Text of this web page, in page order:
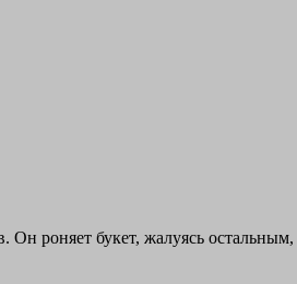
роняет букет, жалуясь остальным,